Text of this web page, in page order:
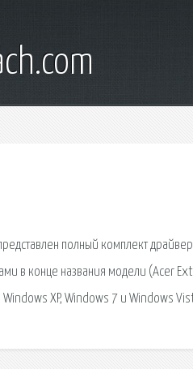
полный комплект
в конце названия модели (Acer
XP, Windows 7 и Windows